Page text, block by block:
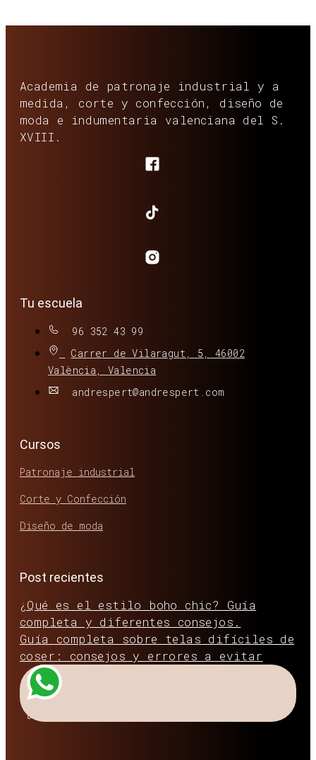
Academia de patronaje industrial y a
medida, corte y confección, diseño de
moda e indumentaria valenciana del S.
XVIII.
Tu escuela
96 352 43 99
Carrer de Vilaragut, 5, 46002
València, Valencia
andrespert@andrespert.com
Cursos
Patronaje industrial
Corte y Confección
Diseño de moda
Post recientes
¿Qué es el estilo boho chic? Guía
completa y diferentes consejos.
Guía completa sobre telas difíciles de
coser: consejos y errores a evitar
¿Hablamos?